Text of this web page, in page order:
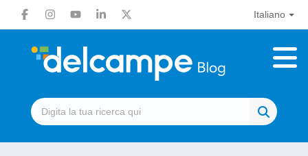
Italiano